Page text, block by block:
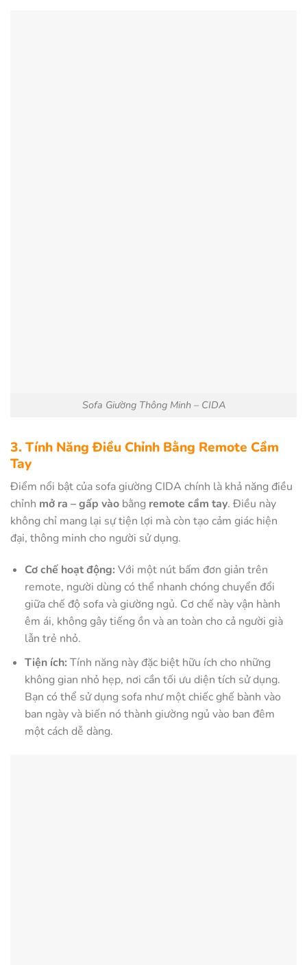
Sofa Giường Thông Minh – CIDA
3. Tính Năng Điều Chỉnh Bằng Remote Cầm
Tay
Điểm nổi bật của sofa giường CIDA chính là khả năng điều
chỉnh mở ra – gấp vào bằng remote cầm tay. Điều này
không chỉ mang lại sự tiện lợi mà còn tạo cảm giác hiện
đại, thông minh cho người sử dụng.
Cơ chế hoạt động: Với một nút bấm đơn giản trên
remote, người dùng có thể nhanh chóng chuyển đổi
giữa chế độ sofa và giường ngủ. Cơ chế này vận hành
êm ái, không gây tiếng ồn và an toàn cho cả người già
lẫn trẻ nhỏ.
Tiện ích: Tính năng này đặc biệt hữu ích cho những
không gian nhỏ hẹp, nơi cần tối ưu diện tích sử dụng.
Bạn có thể sử dụng sofa như một chiếc ghế bành vào
ban ngày và biến nó thành giường ngủ vào ban đêm
một cách dễ dàng.